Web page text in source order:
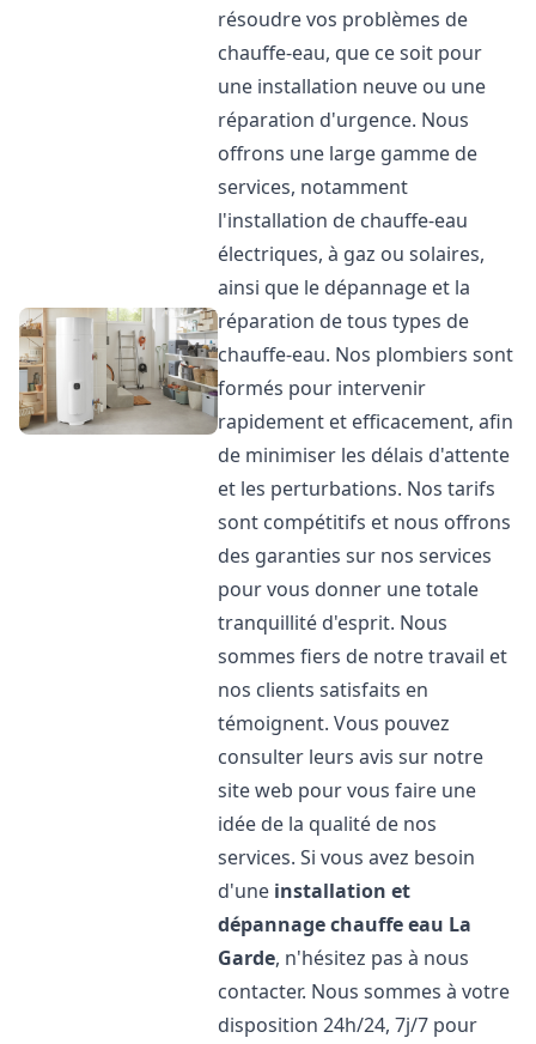
résoudre vos problèmes de
chauffe-eau, que ce soit pour
une installation neuve ou une
réparation d'urgence. Nous
offrons une large gamme de
services, notamment
l'installation de chauffe-eau
électriques, à gaz ou solaires,
ainsi que le dépannage et la
réparation de tous types de
chauffe-eau. Nos plombiers sont
formés pour intervenir
rapidement et efficacement, afin
de minimiser les délais d'attente
et les perturbations. Nos tarifs
sont compétitifs et nous offrons
des garanties sur nos services
pour vous donner une totale
tranquillité d'esprit. Nous
sommes fiers de notre travail et
nos clients satisfaits en
témoignent. Vous pouvez
consulter leurs avis sur notre
site web pour vous faire une
idée de la qualité de nos
services. Si vous avez besoin
d'une installation et
dépannage chauffe eau La
Garde, n'hésitez pas à nous
contacter. Nous sommes à votre
disposition 24h/24, 7j/7 pour